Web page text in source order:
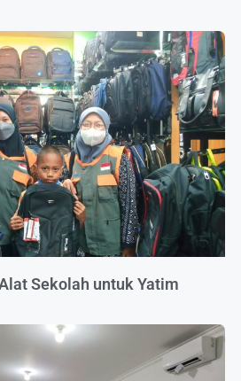
Sekolah untuk Yatim